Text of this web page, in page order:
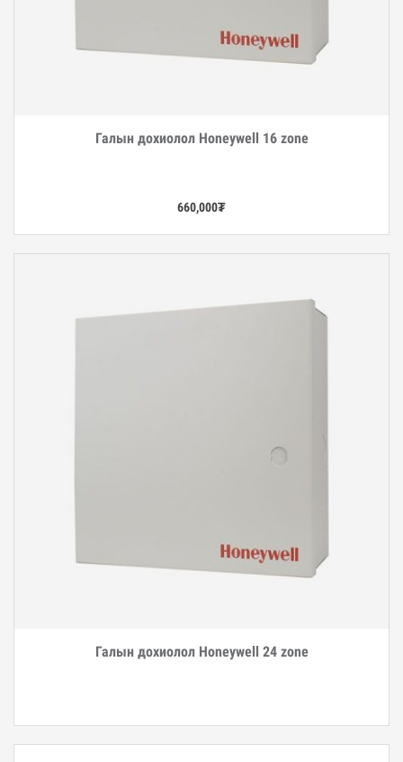
Дэлгэрэнгүй
Галын дохиолол Honeywell 16 zone
660,000₮
Дэлгэрэнгүй
Галын дохиолол Honeywell 24 zone